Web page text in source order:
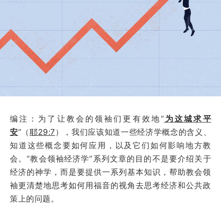
编注：为了让教会的领袖们更有效地“ 为这城求平
安”（耶29:7），我们应该知道一些经济学概念的含义、
知道这些概念要如何应用，以及它们如何影响地方教
会。“教会领袖经济学”系列文章的目的不是要介绍关于
经济的神学，而是要提供一系列基本知识，帮助教会领
袖更清楚地思考如何用福音的视角去思考经济和公共政
策上的问题。